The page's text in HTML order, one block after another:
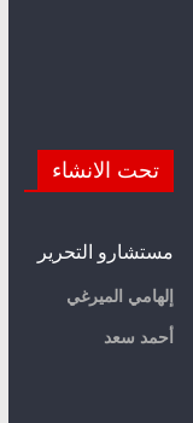
تحت الانشاء
مستشارو التحرير
إلهامي الميرغي
أحمد سعد